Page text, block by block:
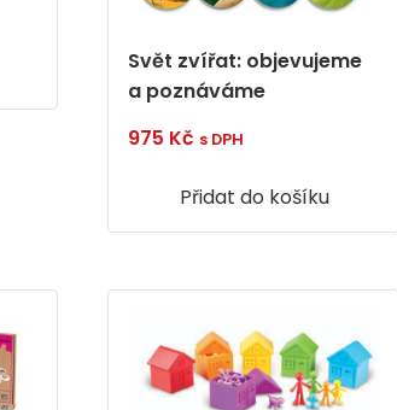
Svět zvířat: objevujeme
a poznáváme
975 Kč s DPH
Přidat do košíku